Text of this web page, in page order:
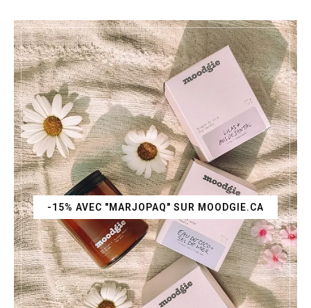
-15% AVEC "MARJOPAQ" SUR MOODGIE.CA